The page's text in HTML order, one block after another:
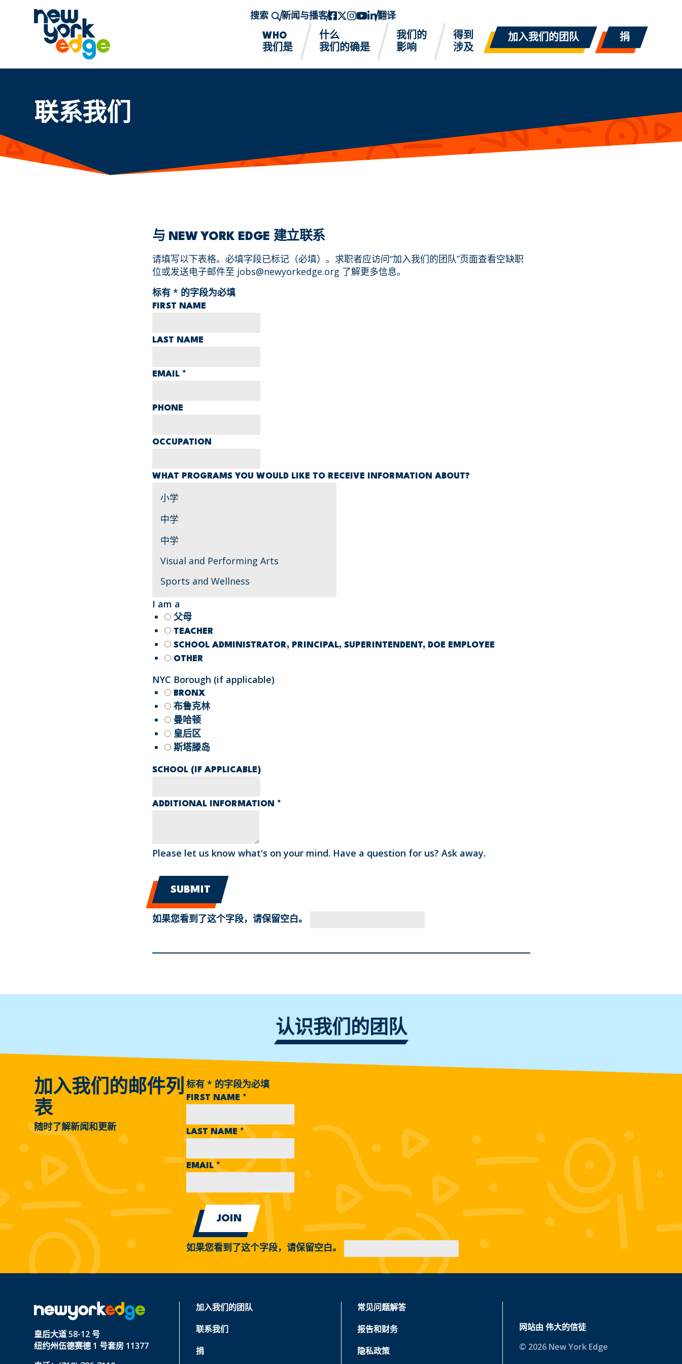
跳至主要内容
搜索 新闻与播客Facebook
twitter-x
Instagram的
YouTube
领英翻译
WHO
我们是
什么
我们的确是
我们的
影响
得到
涉及
加入我们的团队 捐
联系我们
与 NEW YORK EDGE 建立联系
请填写以下表格。必填字段已标记（必填）。求职者应访问“加入我们的团队”页面查看空缺职
位或发送电子邮件至 jobs@newyorkedge.org 了解更多信息。
标有 * 的字段为必填
FIRST NAME
LAST NAME
EMAIL *
PHONE
OCCUPATION
WHAT PROGRAMS YOU WOULD LIKE TO RECEIVE INFORMATION ABOUT?
I am a
父母
TEACHER
SCHOOL ADMINISTRATOR, PRINCIPAL, SUPERINTENDENT, DOE EMPLOYEE
OTHER
NYC Borough (if applicable)
BRONX
布鲁克林
曼哈顿
皇后区
斯塔滕岛
SCHOOL (IF APPLICABLE)
ADDITIONAL INFORMATION *
Please let us know what's on your mind. Have a question for us? Ask away.
如果您看到了这个字段，请保留空白。
认识我们的团队
加入我们的邮件列
表
随时了解新闻和更新
标有* 的字段为必填
FIRST NAME *
LAST NAME*
EMAIL*
如果您看到了这个字段，请保留空白。
皇后大道 58-12 号
纽约州伍德赛德 1 号套房 11377
加入我们的团队
联系我们
捐
常见问题解答
报告和财务
隐私政策
网站由 伟大的信徒
© 2026 New York Edge